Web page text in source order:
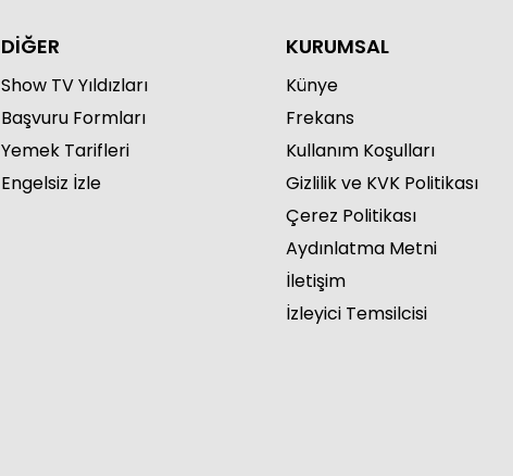
DİĞER
Show TV Yıldızları
Başvuru Formları
Yemek Tarifleri
Engelsiz İzle
KURUMSAL
Künye
Frekans
Kullanım Koşulları
Gizlilik ve KVK Politikası
Çerez Politikası
Aydınlatma Metni
İletişim
İzleyici Temsilcisi